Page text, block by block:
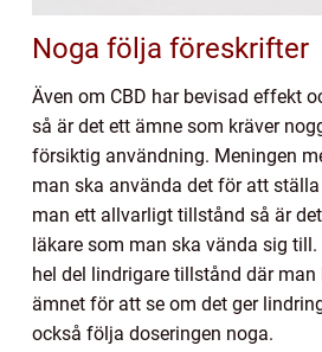
Noga följa föreskrifter
Även om CBD har bevisad effekt
så är det ett ämne som kräver
försiktig användning. Meningen
man ska använda det för att
man ett allvarligt tillstånd så är
läkare som man ska vända sig
hel del lindrigare tillstånd där
ämnet för att se om det ger
också följa doseringen noga.